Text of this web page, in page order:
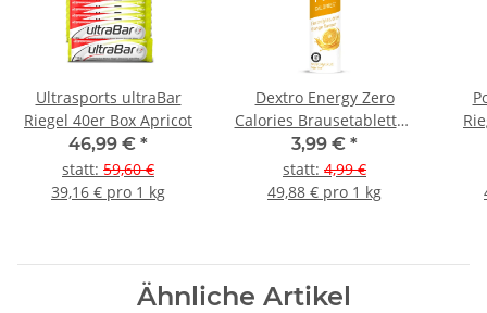
Ultrasports ultraBar
Riegel 40er Box Apricot
46,99 € *
statt: 59,60 €
39,16 € pro 1 kg
Dextro Energy Zero
Calories Brausetabletten
Orange
3,99 € *
statt: 4,99 €
49,88 € pro 1 kg
Ähnliche Artikel